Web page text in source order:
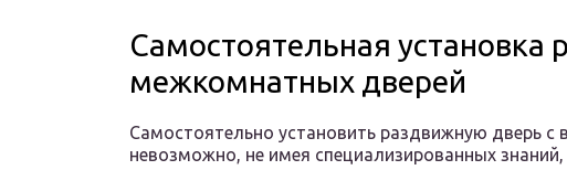
Самостоятельная установка
межкомнатных дверей
Самостоятельно установить раздвижную дверь с
невозможно, не имея специализированных